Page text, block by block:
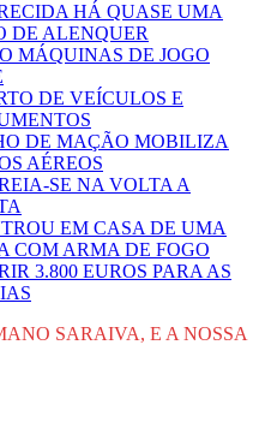
HÁ QUASE UMA
DE ALENQUER
MÁQUINAS DE JOGO
DE VEÍCULOS E
DE MAÇÃO MOBILIZA
AÉREOS
SE NA VOLTA A
EM CASA DE UMA
COM ARMA DE FOGO
3.800 EUROS PARA AS
SARAIVA, E A NOSSA